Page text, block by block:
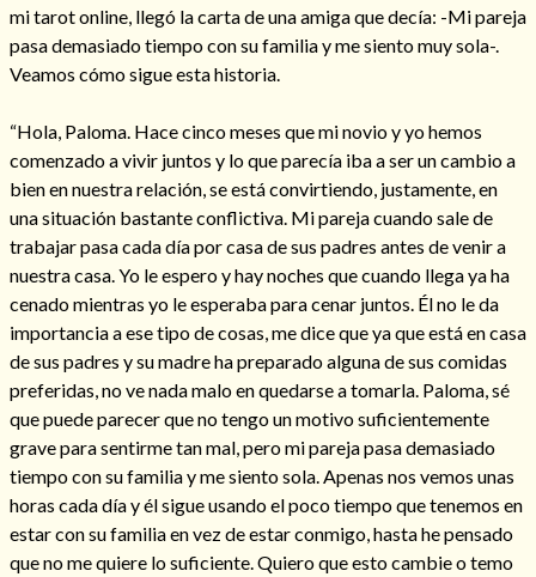
Amarre para recuperar a mi pareja
Cómo alejar a la amante de mi esposo
mi tarot online, llegó la carta de una amiga que decía: -Mi pareja
pasa demasiado tiempo con su familia y me siento muy sola-.
Veamos cómo sigue esta historia.
“Hola, Paloma. Hace cinco meses que mi novio y yo hemos
comenzado a vivir juntos y lo que parecía iba a ser un cambio a
bien en nuestra relación, se está convirtiendo, justamente, en
una situación bastante conflictiva. Mi pareja cuando sale de
trabajar pasa cada día por casa de sus padres antes de venir a
nuestra casa. Yo le espero y hay noches que cuando llega ya ha
cenado mientras yo le esperaba para cenar juntos. Él no le da
importancia a ese tipo de cosas, me dice que ya que está en casa
de sus padres y su madre ha preparado alguna de sus comidas
preferidas, no ve nada malo en quedarse a tomarla. Paloma, sé
que puede parecer que no tengo un motivo suficientemente
grave para sentirme tan mal, pero mi pareja pasa demasiado
tiempo con su familia y me siento sola. Apenas nos vemos unas
horas cada día y él sigue usando el poco tiempo que tenemos en
estar con su familia en vez de estar conmigo, hasta he pensado
que no me quiere lo suficiente. Quiero que esto cambie o temo